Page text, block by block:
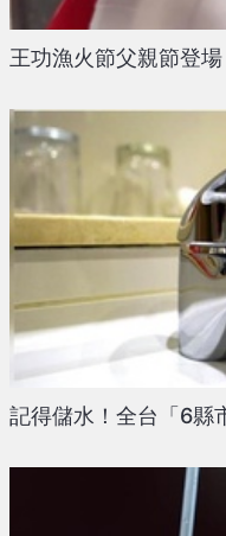
王功漁火節父親節登
記得儲水！全台「6